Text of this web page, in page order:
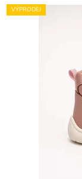
VÝPRODEJ